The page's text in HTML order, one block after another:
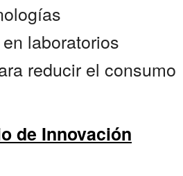
laboratorios
reducir el consumo
de Innovación